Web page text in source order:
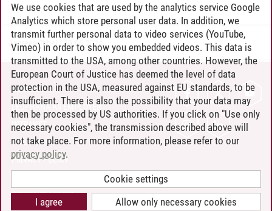
Andreea Tribel 30.06.2024
CONTACT
LEUPHANA AS EMPLOYER
INTRANET
SITE NOTICE
PRIVACY POLICY
COOKIE SETTINGS
We use cookies that are used by the analytics service Google
Analytics which store personal user data. In addition, we
transmit further personal data to video services (YouTube,
Vimeo) in order to show you embedded videos. This data is
transmitted to the USA, among other countries. However, the
European Court of Justice has deemed the level of data
protection in the USA, measured against EU standards, to be
insufficient. There is also the possibility that your data may
then be processed by US authorities. If you click on "Use only
necessary cookies", the transmission described above will
not take place. For more information, please refer to our
privacy policy.
Cookie settings
Allow only necessary cookies
I agree